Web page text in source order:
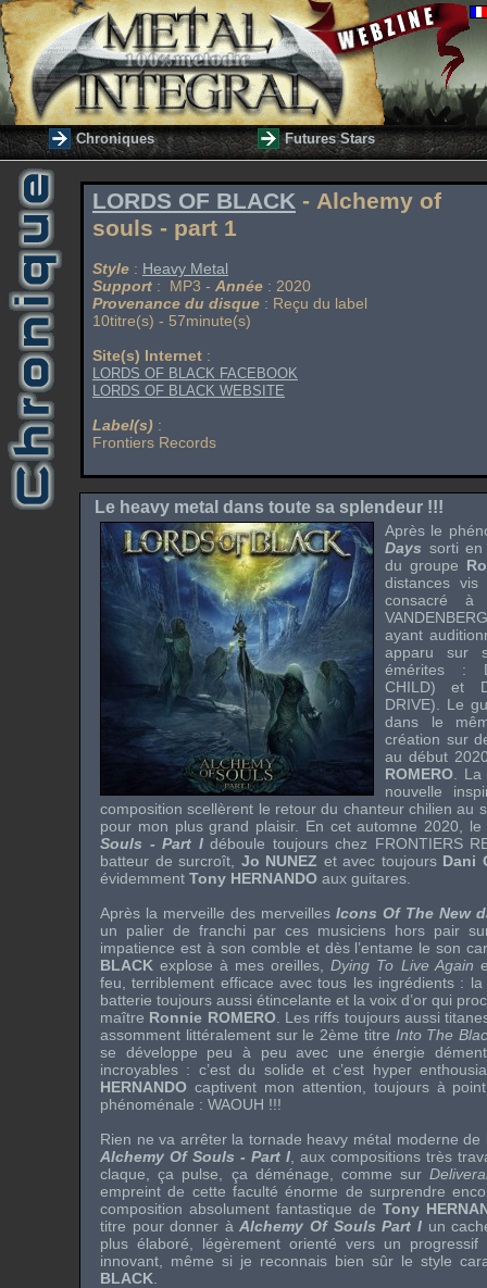
Chroniques Futures Stars
LORDS OF BLACK - Alchemy of
souls - part 1
Style : Heavy Metal
Support : MP3 - Année : 2020
Provenance du disque : Reçu du label
10titre(s) - 57minute(s)
Site(s) Internet :
LORDS OF BLACK FACEBOOK
LORDS OF BLACK WEBSITE
Label(s) :
Frontiers Records
Le heavy metal dans toute sa splendeur !!!
Après le
Days sorti
du groupe
distances
consacré
VANDENBERG
ayant
apparu sur
émérites :
CHILD) et
DRIVE). Le
dans le
création sur
au début
ROMERO .
nouvelle
composition scellèrent le retour du chanteur chilien au
pour mon plus grand plaisir. En cet automne 2020,
Souls - Part Idéboule toujours chez FRONTIERS
batteur de surcroît, Jo NUNEZ et avec toujours Dani
évidemment Tony HERNANDO aux guitares.
Après la merveille des merveilles Icons Of The New
un palier de franchi par ces musiciens hors pair
impatience est à son comble et dès l’entame le son
BLACK explose à mes oreilles,Dying To Live Again
feu, terriblement efficace avec tous les ingrédients :
batterie toujours aussi étincelante et la voix d’or qui
maître Ronnie ROMERO. Les riffs toujours aussi
assomment littéralement sur le 2ème titre Into The
se développe peu à peu avec une énergie
incroyables : c’est du solide et c’est hyper
HERNANDO captivent mon attention, toujours à
phénoménale : WAOUH !!!
Rien ne va arrêter la tornade heavy métal moderne de
Alchemy Of Souls - Part I , aux compositions très
claque, ça pulse, ça déménage, comme sur
empreint de cette faculté énorme de surprendre
composition absolument fantastique de Tony
titre pour donner àAlchemy Of Souls Part Iun
plus élaboré, légèrement orienté vers un progressif
innovant, même si je reconnais bien sûr le style
BLACK